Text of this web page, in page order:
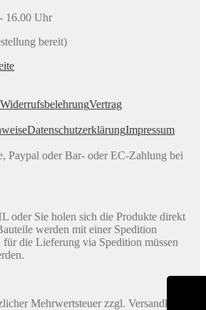
16.00 Uhr
bereit)
WiderrufsbelehrungVertrag
DatenschutzerklärungImpressum
Paypal oder Bar- oder EC-Zahlung bei
oder Sie holen sich die Produkte direkt
werden mit einer Spedition
die Lieferung via Spedition müssen
Mehrwertsteuer zzgl. Versandkosten